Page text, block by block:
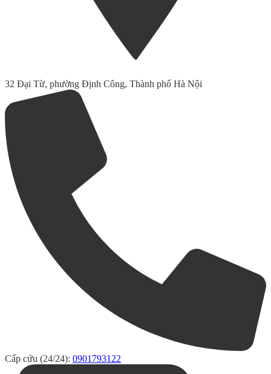
32 Đại Từ, phường Định Công, Thành phố Hà Nội
Cấp cứu (24/24): 0901793122